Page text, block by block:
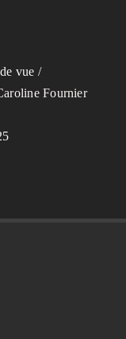
vue /
Fournier